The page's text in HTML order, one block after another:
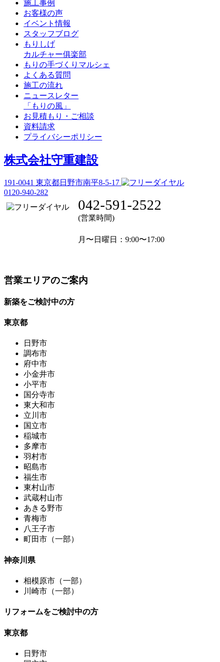
施工事例
お客様の声
イベント情報
スタッフブログ
もりしげ
カルチャー俱楽部
もりの手づくりマルシェ
よくある質問
施工の流れ
ニュースレター
「もりの風」
お見積もり・ご相談
資料請求
プライバシーポリシー
株式会社守重建設
191-0041 東京都日野市南平8-5-17
0120-940-282
042-591-2522
(営業時間)
月〜日曜日 ：9:00〜17:00
営業エリアのご案内
新築をご検討中の方
東京都
日野市
調布市
府中市
小金井市
小平市
国分寺市
東大和市
立川市
国立市
稲城市
多摩市
羽村市
昭島市
福生市
東村山市
武蔵村山市
あきる野市
青梅市
八王子市
町田市（一部）
神奈川県
相模原市（一部）
川崎市（一部）
リフォームをご検討中の方
東京都
日野市